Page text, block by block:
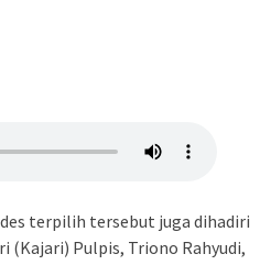
terpilih tersebut juga dihadiri
(Kajari) Pulpis, Triono Rahyudi,